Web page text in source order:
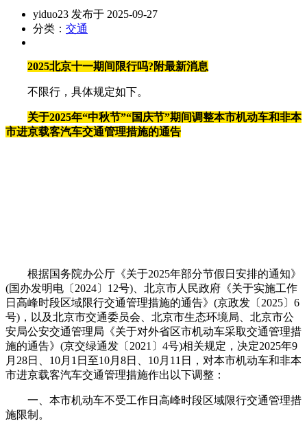
yiduo23 发布于 2025-09-27
分类： 交通
2025北京十一期间限行吗?附最新消息
不限行，具体规定如下。
关于2025年“中秋节”“国庆节”期间调整本市机动车和非本
市进京载客汽车交通管理措施的通告
根据国务院办公厅《关于2025年部分节假日安排的通知》
(国办发明电〔2024〕12号)、北京市人民政府《关于实施工作
日高峰时段区域限行交通管理措施的通告》(京政发〔2025〕6
号)，以及北京市交通委员会、北京市生态环境局、北京市公
安局公安交通管理局《关于对外省区市机动车采取交通管理措
施的通告》(京交绿通发〔2021〕4号)相关规定，决定2025年9
月28日、10月1日至10月8日、10月11日，对本市机动车和非本
市进京载客汽车交通管理措施作出以下调整：
一、本市机动车不受工作日高峰时段区域限行交通管理措
施限制。